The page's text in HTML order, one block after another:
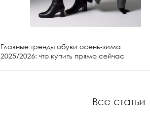
Главные тренды обуви осень-зима
2025/2026: что купить прямо сейчас
Все статьи